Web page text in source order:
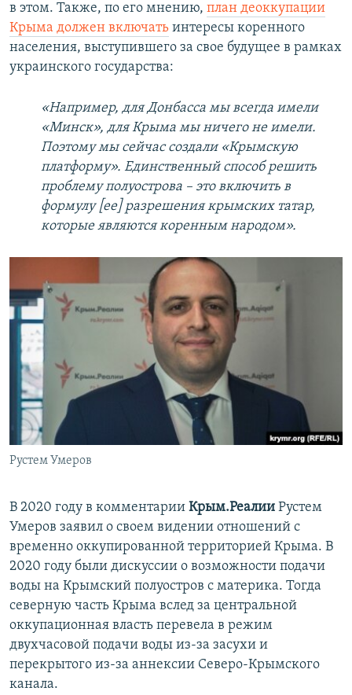
в этом. Также, по его мнению, план деоккупации
Крыма должен включать интересы коренного
населения, выступившего за свое будущее в рамках
украинского государства:
«Например, для Донбасса мы всегда имели
«Минск», для Крыма мы ничего не имели.
Поэтому мы сейчас создали «Крымскую
платформу». Единственный способ решить
проблему полуострова – это включить в
формулу [ее] разрешения крымских татар,
которые являются коренным народом».
Рустем Умеров
В 2020 году в комментарии Крым.Реалии Рустем
Умеров заявил о своем видении отношений с
временно оккупированной территорией Крыма. В
2020 году были дискуссии о возможности подачи
воды на Крымский полуостров с материка. Тогда
северную часть Крыма вслед за центральной
оккупационная власть перевела в режим
двухчасовой подачи воды из-за засухи и
перекрытого из-за аннексии Северо-Крымского
канала.